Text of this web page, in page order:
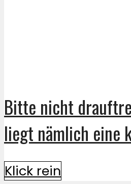
Bitte nicht
liegt nämlich eine
Klick rein